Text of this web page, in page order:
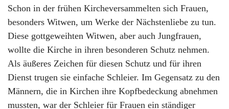
Schon in der frühen Kircheversammelten sich Frauen,
besonders Witwen, um Werke der Nächstenliebe zu tun.
Diese gottgeweihten Witwen, aber auch Jungfrauen,
wollte die Kirche in ihren besonderen Schutz nehmen.
Als äußeres Zeichen für diesen Schutz und für ihren
Dienst trugen sie einfache Schleier. Im Gegensatz zu den
Männern, die in Kirchen ihre Kopfbedeckung abnehmen
mussten, war der Schleier für Frauen ein ständiger